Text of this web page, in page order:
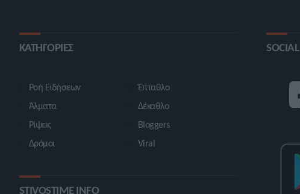
ΚΑΤΗΓΟΡΙΕΣ
Ροή Ειδήσεων
Άλματα
Ρίψεις
Δρόμοι
Έπταθλο
Δέκαθλο
Bloggers
Viral
STIVOSTIME INFO
SOCIAL